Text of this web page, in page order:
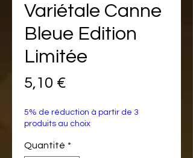
Variétale Canne
Bleue Edition
Limitée
5,10 €
5% de réduction à partir de 3
produits au choix
Quantité *